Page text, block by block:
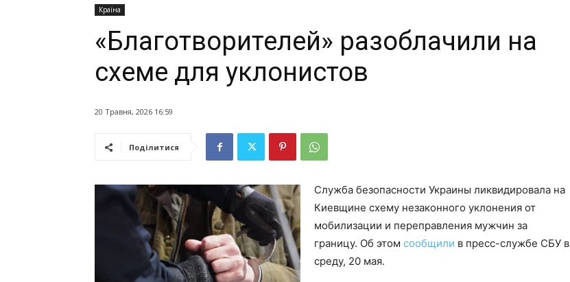
Країна
«Благотворителей» разоблачили на
схеме для уклонистов
20 Травня, 2026 16:59
Поділитися
Служба безопасности Украины ликвидировала на
Киевщине схему незаконного уклонения от
мобилизации и переправления мужчин за
границу. Об этом сообщили в пресс-службе СБУ в
среду, 20 мая.